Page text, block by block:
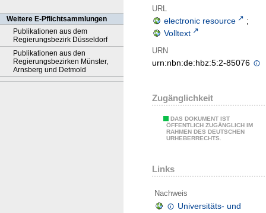
Weitere E-Pflichtsammlungen
Publikationen aus dem
Regierungsbezirk Düsseldorf
Publikationen aus den
Regierungsbezirken Münster,
Arnsberg und Detmold
URL
electronic resource
;
Volltext
URN
urn:nbn:de:hbz:5:2-85076
Zugänglichkeit
DAS DOKUMENT IST
ÖFFENTLICH ZUGÄNGLICH IM
RAHMEN DES DEUTSCHEN
URHEBERRECHTS.
Links
Nachweis
Universitäts- und